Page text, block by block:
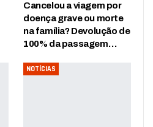
Cancelou a viagem por
doença grave ou morte
na família? Devolução de
100% da passagem…
NOTÍCIAS